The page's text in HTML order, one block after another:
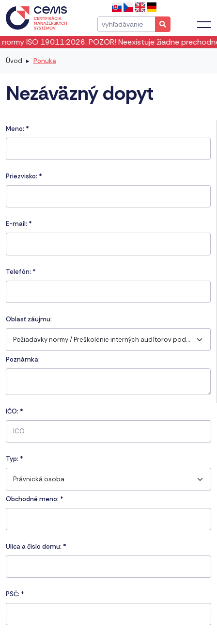
ISO 19011:2026. POZOR! Neexistuje žiadne
Úvod Ponuka
Nezáväzný dopyt
Meno: *
Priezvisko: *
E-mail: *
Telefón: *
Oblasť záujmu:
Požiadavky normy / Preškolenie interných audítorov podľa normy ISO 9001:2015
Poznámka:
IČO: *
Typ: *
Právnická osoba
Obchodné meno: *
Ulica a číslo domu: *
PSČ: *